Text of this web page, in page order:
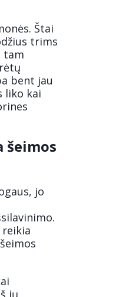
Štai
trims
tam
bent jau
liko kai
šeimos
jo
jų